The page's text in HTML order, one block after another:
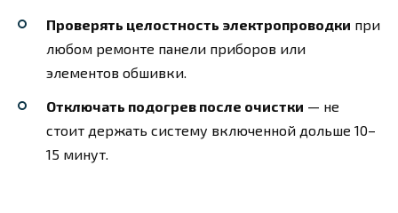
Проверять целостность электропроводки при
любом ремонте панели приборов или
элементов обшивки.
Отключать подогрев после очистки — не
стоит держать систему включенной дольше 10–
15 минут.